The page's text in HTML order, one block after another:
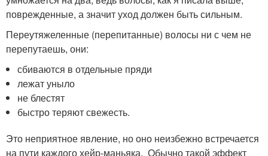
поврежденные, а значит уход должен быть сильным.
Переутяжеленные (перепитанные) волосы ни с чем не
перепутаешь, они:
сбиваются в отдельные пряди
лежат уныло
не блестят
быстро теряют свежесть.
Это неприятное явление, но оно неизбежно встречается
на пути каждого хейр-маньяка. Обычно такой эффект